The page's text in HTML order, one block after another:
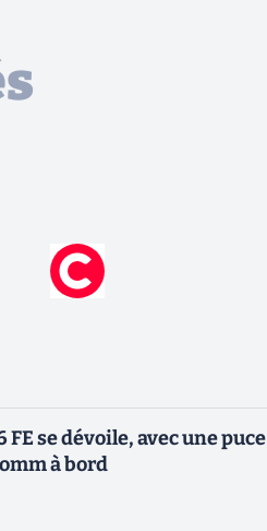
FE se dévoile, avec une puce
à bord